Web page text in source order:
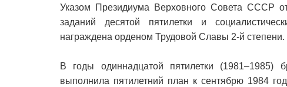
Указом Президиума Верховного Совета СССР
заданий десятой пятилетки и
награждена орденом Трудовой Славы 2-й степени.
В годы одиннадцатой пятилетки (1981–1985)
выполнила пятилетний план к сентябрю 1984